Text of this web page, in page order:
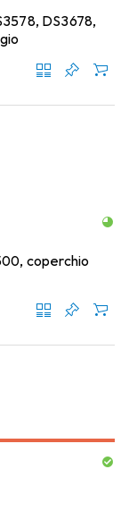
DS3678,
coperchio